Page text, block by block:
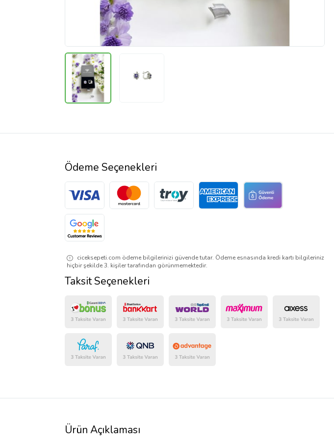
Ödeme Seçenekleri
ciceksepeti.com ödeme bilgilerinizi güvende tutar. Ödeme esnasında kredi kartı bilgileriniz
hiçbir şekilde 3. kişiler tarafından görünmemektedir.
Taksit Seçenekleri
Ürün Açıklaması